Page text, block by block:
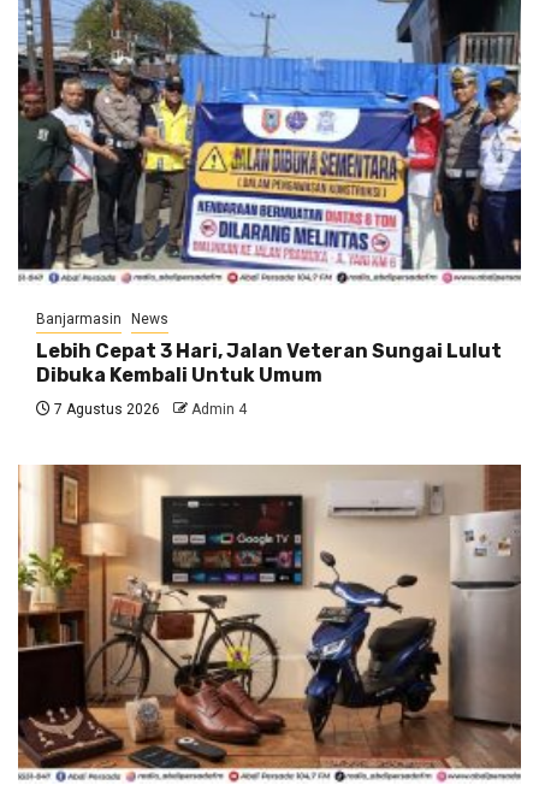
Banjarmasin News
Lebih Cepat 3 Hari, Jalan Veteran Sungai Lulut
Dibuka Kembali Untuk Umum
7 Agustus 2026 Admin 4